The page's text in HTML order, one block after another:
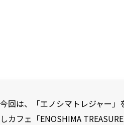
今回は、「エノシマトレジャー
しカフェ「ENOSHIMA